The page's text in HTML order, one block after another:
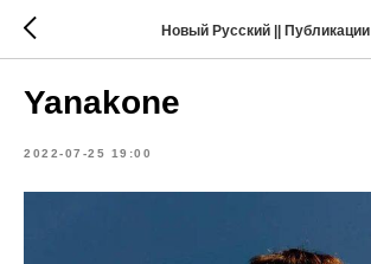
Новый Русский || Публикации
Yanakone
2022-07-25 19:00